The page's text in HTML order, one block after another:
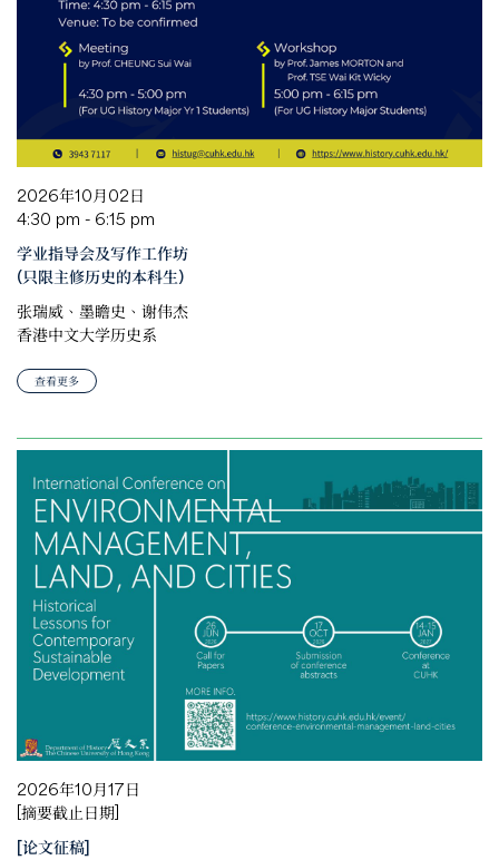
2026年10月02日
4:30 pm - 6:15 pm
学业指导会及写作工作坊
(只限主修历史的本科生)
张瑞威、墨瞻史、谢伟杰
香港中文大学历史系
查看更多
2026年10月17日
[摘要截止日期]
[论文征稿]